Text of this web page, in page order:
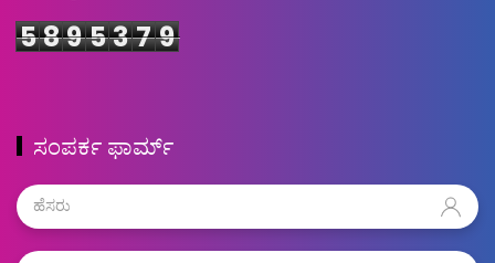
58953 7 9
ಸಂಪರ್ಕ ಫಾರ್ಮ್